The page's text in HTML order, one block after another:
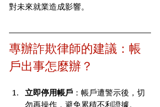
對未來就業造成影響。
專辦詐欺律師的建議：帳
戶出事怎麼辦？
立即停用帳戶 ：帳戶遭警示後，切
勿再操作，避免累積不利證據。